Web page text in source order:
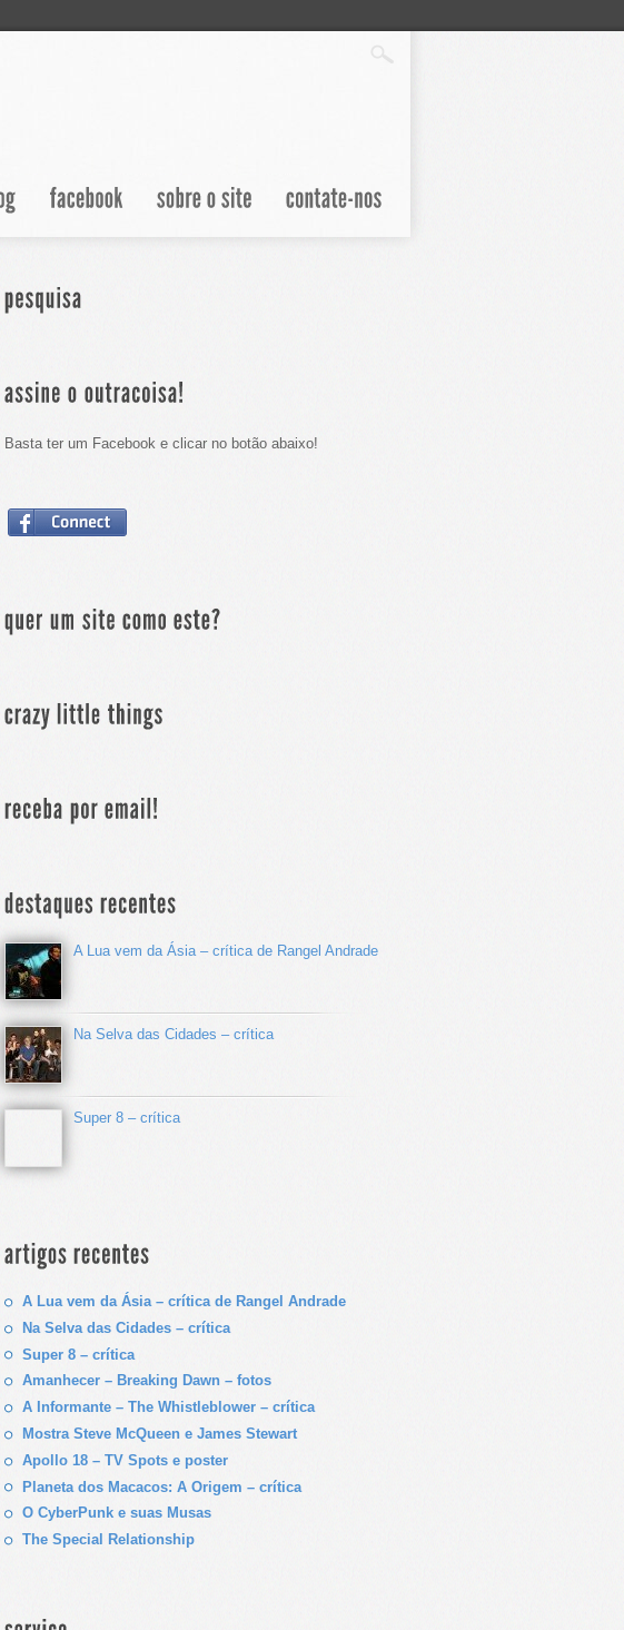
Basta ter um Facebook e clicar no botão abaixo!
A Lua vem da Ásia – crítica de Rangel Andrade
Na Selva das Cidades – crítica
Super 8 – crítica
A Lua vem da Ásia – crítica de Rangel Andrade
Na Selva das Cidades – crítica
Super 8 – crítica
Amanhecer – Breaking Dawn – fotos
A Informante – The Whistleblower – crítica
Mostra Steve McQueen e James Stewart
Apollo 18 – TV Spots e poster
Planeta dos Macacos: A Origem – crítica
O CyberPunk e suas Musas
The Special Relationship